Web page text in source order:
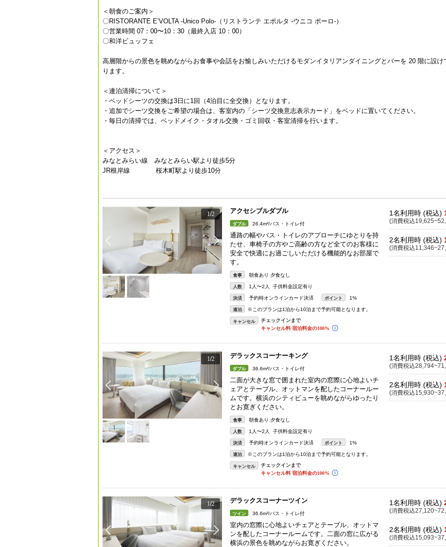
＜朝食のご案内＞
〇RISTORANTE E’VOLTA -Unico Polo-（リストランテ エボルタ -ウニコ ポーロ-）
〇営業時間 07：00〜10：30（最終入店 10：00）
〇和洋ビュッフェ
高層階からの景色を眺めながらお食事や会話をお愉しみいただけるモダンイタリアンダイニングとバーを 20 階に設け
ります。
＜連泊清掃について＞
・ベッドシーツの交換は3日に1回（4泊目に全交換）となります。
・追加でシーツ交換をご希望の場合は、客室内の「シーツ交換意志表示カード」をベッドに置いてください。
・毎日の清掃では、ベッドメイク・タオル交換・ゴミ回収・客室清掃を行います。
＜アクセス＞
みなとみらい線 みなとみらい駅より徒歩5分
JR根岸線 桜木町駅より徒歩10分
1/2 アクセシブルダブル
ダブル 26.4m²/バス・トイレ付
通路の幅やバス・トイレのアプローチにゆとりを持
たせ、車椅子の方やご高齢の方など全てのお客様に
安全で快適にお過ごしいただける機能的なお部屋で
す。
食事 朝食あり 夕食なし
人数 1人〜2人 子供料金設定有り
決済 予約時オンラインカード決済 ポイント 1%
連泊 ※このプランは1泊から10泊まで予約可能となります。
キャンセル
1名利用時 (税込)
(消費税込
2名利用時 (税込)
(消費税込
1/2 デラックスコーナーキング
ダブル 36.6m²/バス・トイレ付
二面が大きな窓で囲まれた室内の窓際に心地よいチ
ェアとテーブル、オットマンを配したコーナールー
ムです。横浜のシティビューを眺めながらゆったり
とお寛ぎください。
食事 朝食あり 夕食なし
人数 1人〜2人 子供料金設定有り
決済 予約時オンラインカード決済 ポイント 1%
連泊 ※このプランは1泊から10泊まで予約可能となります。
キャンセル
1名利用時 (税込)
(消費税込
2名利用時 (税込)
(消費税込
1/2 デラックスコーナーツイン
ツイン 36.6m²/バス・トイレ付
室内の窓際に心地よいチェアとテーブル、オットマ
ンを配したコーナールームです。二面の窓に広がる
横浜の景色を眺めながらお寛ぎください。
1名利用時 (税込)
(消費税込
2名利用時 (税込)
(消費税込